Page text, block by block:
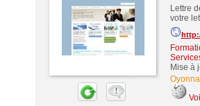
Lettre
votre
Mise à